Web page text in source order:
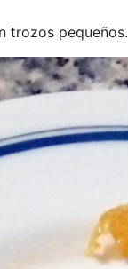
trozos pequeños.